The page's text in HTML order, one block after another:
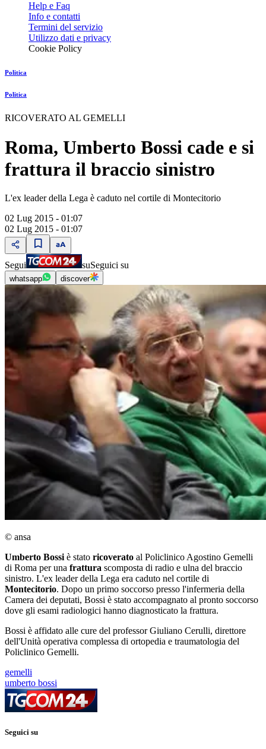
Help e Faq
Info e contatti
Termini del servizio
Utilizzo dati e privacy
Cookie Policy
Politica
Politica
RICOVERATO AL GEMELLI
Roma, Umberto Bossi cade e si
frattura il braccio sinistro
L'ex leader della Lega è caduto nel cortile di Montecitorio
02 Lug 2015 - 01:07
02 Lug 2015 - 01:07
Segui suSeguici su
whatsapp discover
© ansa
Umberto Bossi è stato ricoverato al Policlinico Agostino Gemelli
di Roma per una frattura scomposta di radio e ulna del braccio
sinistro. L'ex leader della Lega era caduto nel cortile di
Montecitorio. Dopo un primo soccorso presso l'infermeria della
Camera dei deputati, Bossi è stato accompagnato al pronto soccorso
dove gli esami radiologici hanno diagnosticato la frattura.
Bossi è affidato alle cure del professor Giuliano Cerulli, direttore
dell'Unità operativa complessa di ortopedia e traumatologia del
Policlinico Gemelli.
gemelli
umberto bossi
Seguici su